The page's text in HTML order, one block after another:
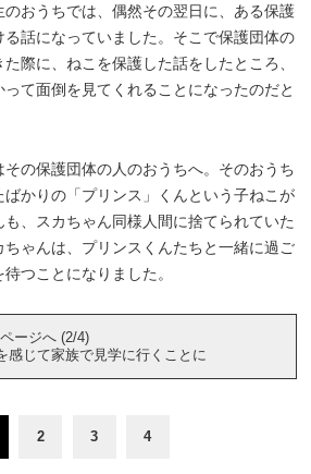
おうちでは、偶然その翌日に、ある保護
話になっていました。そこで保護団体の
際に、ねこを保護した話をしたところ、
て面倒を見てくれることになったのだと
の保護団体の人のおうちへ。そのおうち
かりの「プリンス」くんという子ねこが
、スカちゃん同様人間に捨てられていた
ちゃんは、プリンスくんたちと一緒に過ご
つことになりました。
ージへ (2/4)
感じて家族で見学に行くことに
2 3 4